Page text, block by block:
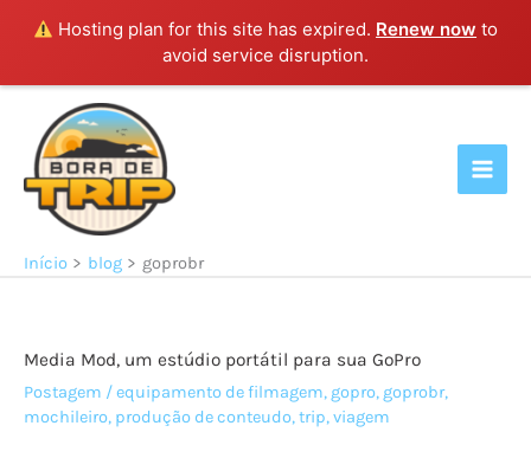
Hosting plan for this site has expired. Renew now to
avoid service disruption.
conteúdo
Início blog goprobr
Media Mod, um estúdio portátil para sua GoPro
Postagem /equipamento de filmagem, gopro, goprobr,
mochileiro, produção de conteudo,trip,viagem